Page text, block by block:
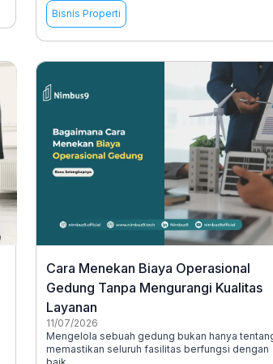
Bisnis Properti
Cara Menekan Biaya Operasional
Gedung Tanpa Mengurangi Kualitas
Layanan
11/07/2026
Mengelola sebuah gedung bukan hanya
memastikan seluruh fasilitas berfungsi dengan